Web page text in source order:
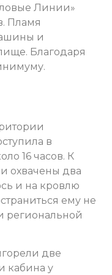
Линии»
Пламя
и
Благодаря
в
16 часов. К
охвачены два
и на кровлю
ему не
региональной
две
кабина у